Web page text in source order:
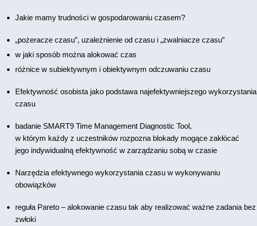
Jakie mamy trudności w gospodarowaniu czasem?
„pożeracze czasu”, uzależnienie od czasu i „zwalniacze czasu”
w jaki sposób można alokować czas
różnice w subiektywnym i obiektywnym odczuwaniu czasu
Efektywność osobista jako podstawa najefektywniejszego wykorzystania
czasu
badanie SMART9 Time Management Diagnostic Tool,
w którym każdy z uczestników rozpozna blokady mogące zakłócać
jego indywidualną efektywność w zarządzaniu sobą w czasie
Narzędzia efektywnego wykorzystania czasu w wykonywaniu
obowiązków
reguła Pareto – alokowanie czasu tak aby realizować ważne zadania bez
zwłoki